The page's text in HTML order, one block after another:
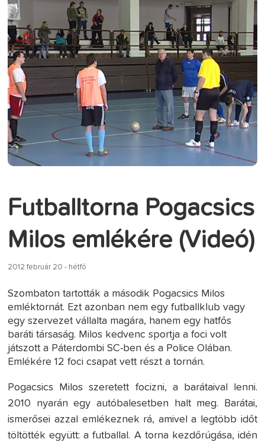
Futballtorna Pogacsics
Milos emlékére (Videó)
2012 február 20 - hétfő
Szombaton tartották a második Pogacsics Milos
emléktornát. Ezt azonban nem egy futballklub vagy
egy szervezet vállalta magára, hanem egy hatfős
baráti társaság. Milos kedvenc sportja a foci volt
játszott a Páterdombi SC-ben és a Police Olában.
Emlékére 12 foci csapat vett részt a tornán.
Pogacsics Milos szeretett focizni, a barátaival lenni.
2010 nyarán egy autóbalesetben halt meg. Barátai,
ismerősei azzal emlékeznek rá, amivel a legtöbb időt
töltötték együtt: a futballal. A torna kezdőrúgása, idén